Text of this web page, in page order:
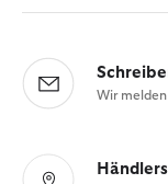
Wir